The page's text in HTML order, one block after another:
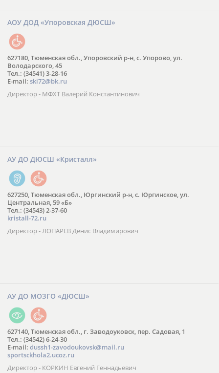
АОУ ДОД «Упоровская ДЮСШ»
627180, Тюменская обл., Упоровский р-н, с. Упорово, ул.
Володарского, 45
Тел.: (34541) 3-28-16
E-mail: ski72@bk.ru
Директор - МФХТ Валерий Константинович
АУ ДО ДЮСШ «Кристалл»
627250, Тюменская обл., Юргинский р-н, с. Юргинское, ул.
Центральная, 59 «Б»
Тел.: (34543) 2-37-60
kristall-72.ru
Директор - ЛОПАРЕВ Денис Владимирович
АУ ДО МОЗГО «ДЮСШ»
627140, Тюменская обл., г. Заводоуковск, пер. Садовая, 1
Тел.: (34542) 6-24-30
​E-mail: dussh1-zavodoukovsk@mail.ru
sportsckhola2.ucoz.ru
Директор - КОРКИН Евгений Геннадьевич